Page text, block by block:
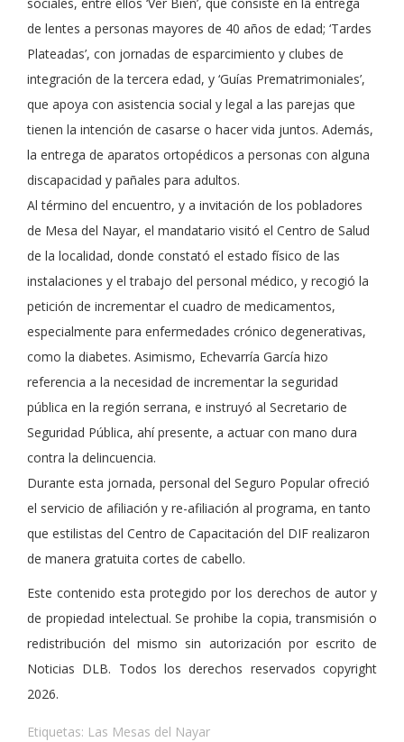
sociales, entre ellos ‘Ver Bien’, que consiste en la entrega
de lentes a personas mayores de 40 años de edad; ‘Tardes
Plateadas’, con jornadas de esparcimiento y clubes de
integración de la tercera edad, y ‘Guías Prematrimoniales’,
que apoya con asistencia social y legal a las parejas que
tienen la intención de casarse o hacer vida juntos. Además,
la entrega de aparatos ortopédicos a personas con alguna
discapacidad y pañales para adultos.
Al término del encuentro, y a invitación de los pobladores
de Mesa del Nayar, el mandatario visitó el Centro de Salud
de la localidad, donde constató el estado físico de las
instalaciones y el trabajo del personal médico, y recogió la
petición de incrementar el cuadro de medicamentos,
especialmente para enfermedades crónico degenerativas,
como la diabetes. Asimismo, Echevarría García hizo
referencia a la necesidad de incrementar la seguridad
pública en la región serrana, e instruyó al Secretario de
Seguridad Pública, ahí presente, a actuar con mano dura
contra la delincuencia.
Durante esta jornada, personal del Seguro Popular ofreció
el servicio de afiliación y re-afiliación al programa, en tanto
que estilistas del Centro de Capacitación del DIF realizaron
de manera gratuita cortes de cabello.
Este contenido esta protegido por los derechos de autor y
de propiedad intelectual. Se prohibe la copia, transmisión o
redistribución del mismo sin autorización por escrito de
Noticias DLB. Todos los derechos reservados copyright
2026.
Etiquetas: Las Mesas del Nayar